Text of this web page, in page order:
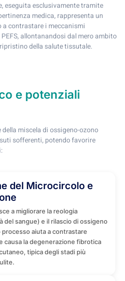
eseguita esclusivamente tramite
medica, rappresenta un
contrastare i meccanismi
allontanandosi dal mero ambito
della salute tissutale.
e potenziali
miscela di ossigeno-ozono
sofferenti, potendo favorire
del Microcircolo e
a migliorare la reologia
del sangue) e il rilascio di ossigeno
aiuta a contrastare
causa la degenerazione fibrotica
tipica degli stadi più